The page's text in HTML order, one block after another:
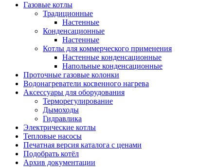
Газовые котлы
Традиционные
Настенные
Конденсационные
Настенные
Котлы для коммерческого применения
Настенные конденсационные
Напольные конденсационные
Проточные газовые колонки
Водонагреватели косвенного нагрева
Аксессуары для оборудования
Терморегулирование
Дымоходы
Гидравлика
Электрические котлы
Тепловые насосы
Печатная версия каталога с ценами
Подобрать котёл
Архив документации